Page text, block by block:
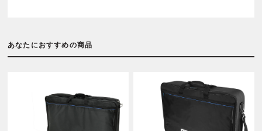
あなたにおすすめの商品